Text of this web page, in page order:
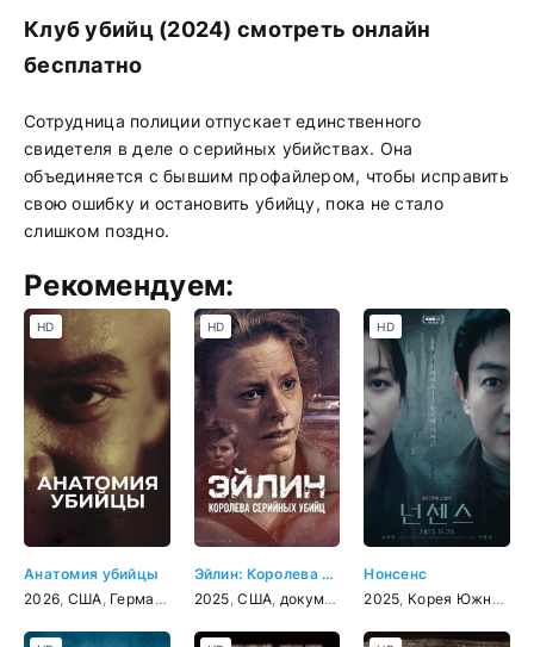
Клуб убийц (2024) смотреть онлайн
бесплатно
Сотрудница полиции отпускает единственного
свидетеля в деле о серийных убийствах. Она
объединяется с бывшим профайлером, чтобы исправить
свою ошибку и остановить убийцу, пока не стало
слишком поздно.
Рекомендуем:
Анатомия убийцы
2026 США Германия документальный,криминал
HD
Эйлин: Королева серийных убийц
2025 ,США документальный ,криминал
HD
Нонсенс
2025 Корея Южная
HD